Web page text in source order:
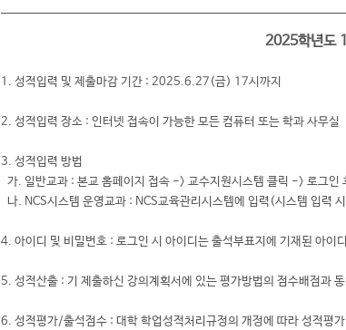
2025학년도
1. 성적입력 및 제출마감 기간 : 2025.6.27(금) 17시까지
2. 성적입력 장소 : 인터넷 접속이 가능한 모든 컴퓨터 또는 학과 사무실
3. 성적입력 방법
가. 일반교과 : 본교 홈페이지 접속 -> 교수지원시스템 클릭 -> 로그인
나. NCS시스템 운영교과 : NCS교육관리시스템에 입력(시스템 입력
4. 아이디 및 비밀번호 : 로그인 시 아이디는 출석부표지에 기재된 아
5. 성적산출 : 기 제출하신 강의계획서에 있는 평가방법의 점수배점과
6. 성적평가/출석점수 : 대학 학업성적처리규정의 개정에 따라 성적평